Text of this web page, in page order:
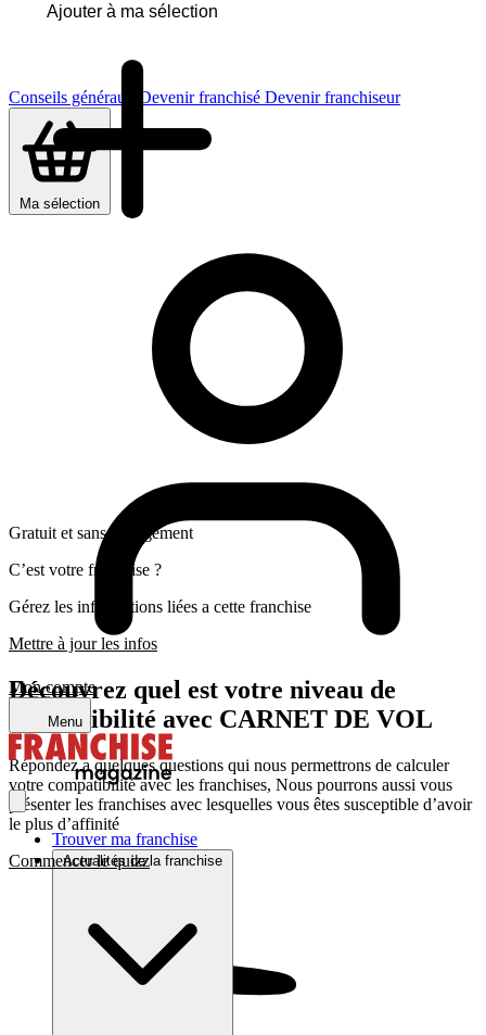
Conseils généraux Devenir franchisé Devenir franchiseur
Ma sélection
Mon compte
Menu
Trouver ma franchise
Actualités de la franchise
Ajouter à ma sélection
Gratuit et sans engagement
C’est votre franchise ?
Gérez les informations liées a cette franchise
Mettre à jour les infos
Découvrez quel est votre niveau de
compatibilité avec CARNET DE VOL
Répondez a quelques questions qui nous permettrons de calculer
votre compatibilité avec les franchises, Nous pourrons aussi vous
présenter les franchises avec lesquelles vous êtes susceptible d’avoir
le plus d’affinité
Commencer le quizz